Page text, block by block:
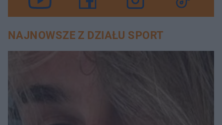
NAJNOWSZE Z DZIAŁU SPORT